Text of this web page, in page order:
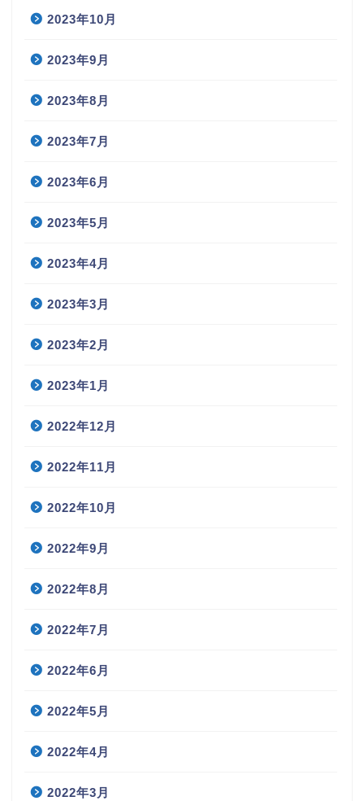
2023年10月
2023年9月
2023年8月
2023年7月
2023年6月
2023年5月
2023年4月
2023年3月
2023年2月
2023年1月
2022年12月
2022年11月
2022年10月
2022年9月
2022年8月
2022年7月
2022年6月
2022年5月
2022年4月
2022年3月